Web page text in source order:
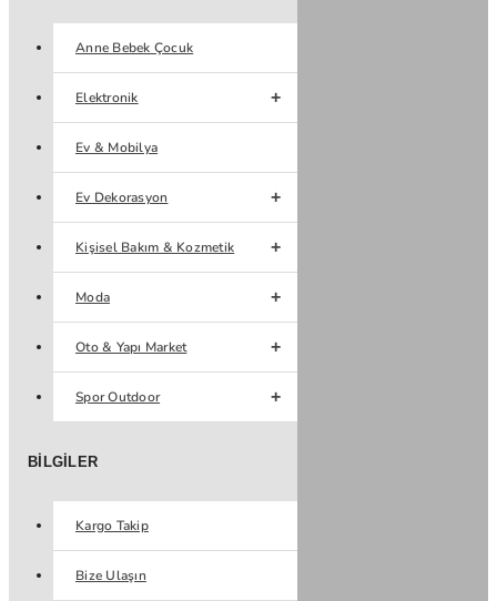
Anne Bebek Çocuk
Elektronik
Ev & Mobilya
Ev Dekorasyon
Kişisel Bakım & Kozmetik
Moda
Oto & Yapı Market
Spor Outdoor
BILGILER
Kargo Takip
Bize Ulaşın